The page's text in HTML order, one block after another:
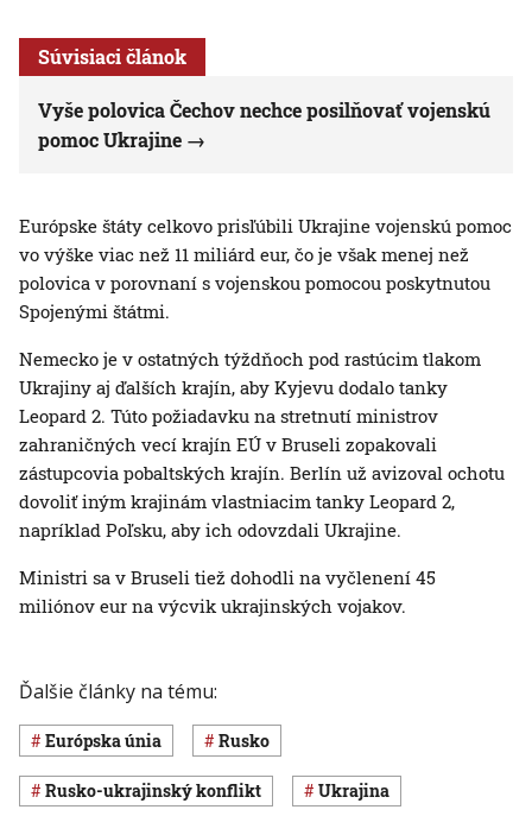
Súvisiaci článok
Vyše polovica Čechov nechce posilňovať vojenskú
pomoc Ukrajine
Európske štáty celkovo prisľúbili Ukrajine vojenskú pomoc
vo výške viac než 11 miliárd eur, čo je však menej než
polovica v porovnaní s vojenskou pomocou poskytnutou
Spojenými štátmi.
Nemecko je v ostatných týždňoch pod rastúcim tlakom
Ukrajiny aj ďalších krajín, aby Kyjevu dodalo tanky
Leopard 2. Túto požiadavku na stretnutí ministrov
zahraničných vecí krajín EÚ v Bruseli zopakovali
zástupcovia pobaltských krajín. Berlín už avizoval ochotu
dovoliť iným krajinám vlastniacim tanky Leopard 2,
napríklad Poľsku, aby ich odovzdali Ukrajine.
Ministri sa v Bruseli tiež dohodli na vyčlenení 45
miliónov eur na výcvik ukrajinských vojakov.
Ďalšie články na tému:
Európska únia Rusko
rusko-ukrajinský konflikt Ukrajina